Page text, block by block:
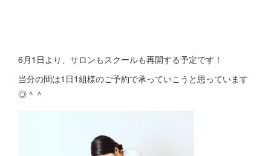
6月1日より、サロンもスクールも再開する予定です！
当分の間は1日1組様のご予約で承っていこうと思っています
◎＾＾